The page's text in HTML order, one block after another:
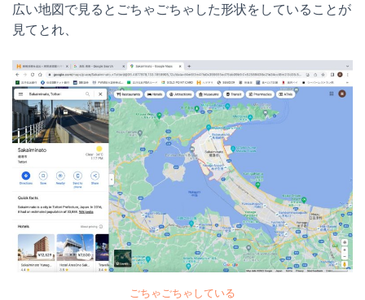
広い地図で見るとごちゃごちゃした形状をしていることが
見てとれ、
ごちゃごちゃしている